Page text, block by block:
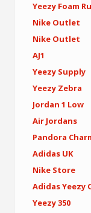
Yeezy Foam
Nike Outlet
Nike Outlet
AJ1
Yeezy Supply
Yeezy Zebra
Jordan 1 Low
Air Jordans
Pandora
Adidas UK
Nike Store
Adidas Yeezy
Yeezy 350